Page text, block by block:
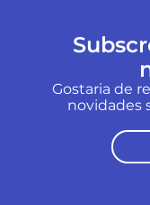
Gostaria de
novidades